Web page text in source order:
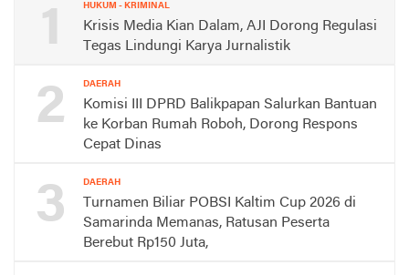
1 HUKUM - KRIMINAL
Krisis Media Kian Dalam, AJI Dorong Regulasi
Tegas Lindungi Karya Jurnalistik
2 DAERAH
Komisi III DPRD Balikpapan Salurkan Bantuan
ke Korban Rumah Roboh, Dorong Respons
Cepat Dinas
3 DAERAH
Turnamen Biliar POBSI Kaltim Cup 2026 di
Samarinda Memanas, Ratusan Peserta
Berebut Rp150 Juta,